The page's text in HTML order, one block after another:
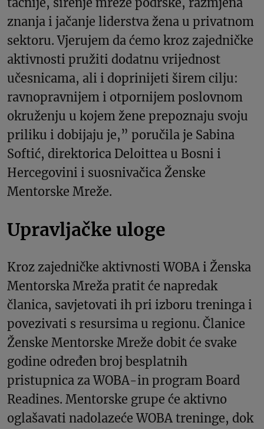
znanja i jačanje liderstva žena u privatnom
sektoru. Vjerujem da ćemo kroz zajedničke
aktivnosti pružiti dodatnu vrijednost
učesnicama, ali i doprinijeti širem cilju:
ravnopravnijem i otpornijem poslovnom
okruženju u kojem žene prepoznaju svoju
priliku i dobijaju je,” poručila je Sabina
Softić, direktorica Deloittea u Bosni i
Hercegovini i suosnivačica Ženske
Mentorske Mreže.
Upravljačke uloge
Kroz zajedničke aktivnosti WOBA i Ženska
Mentorska Mreža pratit će napredak
članica, savjetovati ih pri izboru treninga i
povezivati s resursima u regionu. Članice
Ženske Mentorske Mreže dobit će svake
godine određen broj besplatnih
pristupnica za WOBA-in program Board
Readines. Mentorske grupe će aktivno
oglašavati nadolazeće WOBA treninge, dok